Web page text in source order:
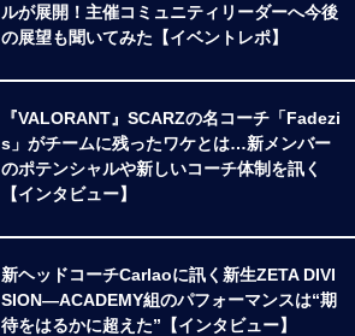
ルが展開！主催コミュニティリーダーへ今後
の展望も聞いてみた【イベントレポ】
『VALORANT』SCARZの名コーチ「Fadezi
s」がチームに残ったワケとは…新メンバー
のポテンシャルや新しいコーチ体制を訊く
【インタビュー】
新ヘッドコーチCarlaoに訊く新生ZETA DIVI
SION―ACADEMY組のパフォーマンスは“期
待をはるかに超えた”【インタビュー】